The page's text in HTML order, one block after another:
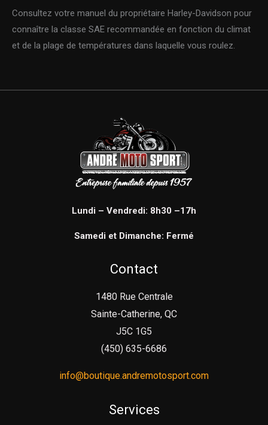
Consultez votre manuel du propriétaire Harley-Davidson pour
connaître la classe SAE recommandée en fonction du climat
et de la plage de températures dans laquelle vous roulez.
Lundi – Vendredi: 8h30 –17h
Samedi et Dimanche: Fermé
Contact
1480 Rue Centrale
Sainte-Catherine, QC
J5C 1G5
(450) 635-6686
info@boutique.andremotosport.com
Services